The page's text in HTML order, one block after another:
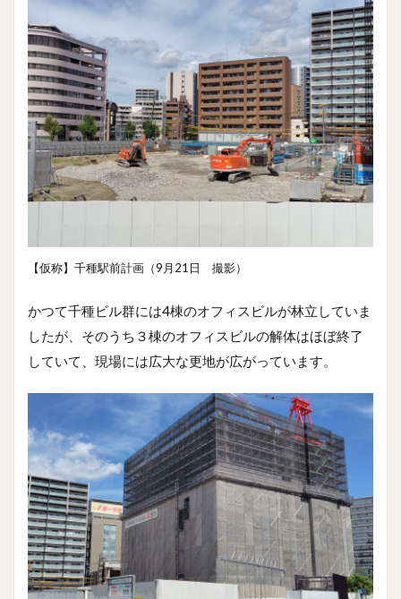
【仮称】千種駅前計画（9月21日 撮影）
かつて千種ビル群には4棟のオフィスビルが林立していま
したが、そのうち３棟のオフィスビルの解体はほぼ終了
していて、現場には広大な更地が広がっています。